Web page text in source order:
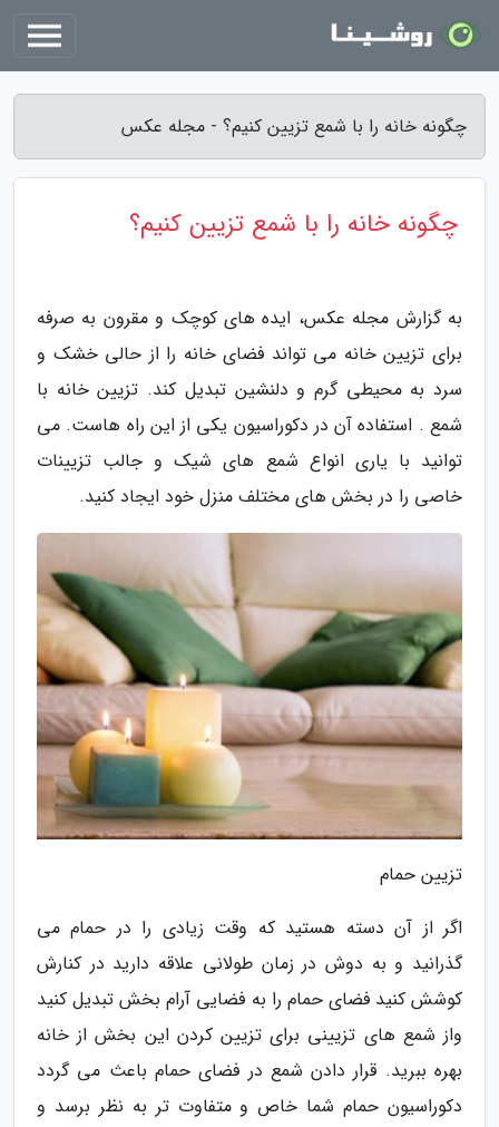
چگونه خانه را با شمع تزیین کنیم؟ - مجله عکس
چگونه خانه را با شمع تزیین کنیم؟
به گزارش مجله عکس، ایده های کوچک و مقرون به صرفه
برای تزیین خانه می تواند فضای خانه را از حالی خشک و
سرد به محیطی گرم و دلنشین تبدیل کند. تزیین خانه با
شمع . استفاده آن در دکوراسیون یکی از این راه هاست. می
توانید با یاری انواع شمع های شیک و جالب تزیینات
خاصی را در بخش های مختلف منزل خود ایجاد کنید.
تزیین حمام
اگر از آن دسته هستید که وقت زیادی را در حمام می
گذرانید و به دوش در زمان طولانی علاقه دارید در کنارش
کوشش کنید فضای حمام را به فضایی آرام بخش تبدیل کنید
واز شمع های تزیینی برای تزیین کردن این بخش از خانه
بهره ببرید. قرار دادن شمع در فضای حمام باعث می گردد
دکوراسیون حمام شما خاص و متفاوت تر به نظر برسد و